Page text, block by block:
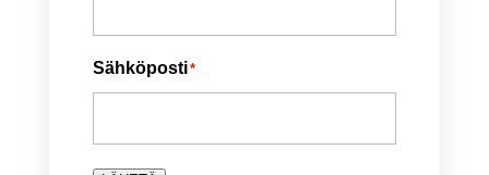
Sähköposti*